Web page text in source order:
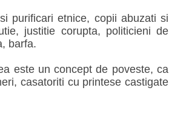
purificari etnice, copii abuzati si
justitie corupta, politicieni de
barfa.
este un concept de poveste, ca
casatoriti cu printese castigate